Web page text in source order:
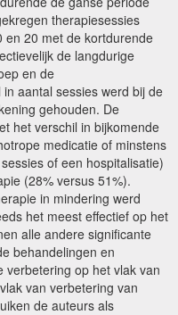
therapiesessies
en 20 met de kortdurende
de langdurige
en de
aantal sessies werd bij de
gehouden. De
het verschil in bijkomende
medicatie of minstens
of een hospitalisatie)
(28% versus 51%).
in mindering werd
het meest effectief op het
alle andere significante
behandelingen en
verbetering op het vlak van
van verbetering van
de auteurs als